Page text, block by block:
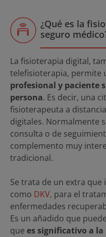
¿Qué es la
seguro
La fisioterapia digital,
telefisioterapia, permite
profesional y paciente
persona. Es decir, una
fisioterapeuta a
digitales. Normalmente
consulta o de
complemento muy
tradicional.
Se trata de un extra que
como DKV, para el
enfermedades
Es un añadido que
que es significativo a